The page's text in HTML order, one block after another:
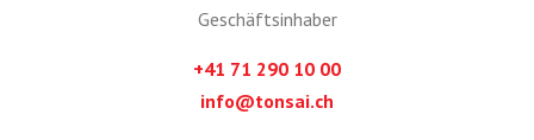
Geschäftsinhaber
+41 71 290 10 00
info@tonsai.ch